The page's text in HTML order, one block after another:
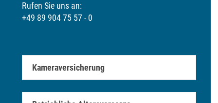
Rufen Sie uns an:
+49 89 904 75 57 - 0
Kameraversicherung